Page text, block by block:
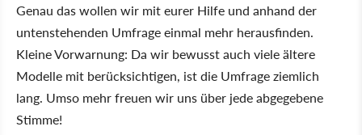
Genau das wollen wir mit eurer Hilfe und anhand der
untenstehenden Umfrage einmal mehr herausfinden.
Kleine Vorwarnung: Da wir bewusst auch viele ältere
Modelle mit berücksichtigen, ist die Umfrage ziemlich
lang. Umso mehr freuen wir uns über jede abgegebene
Stimme!